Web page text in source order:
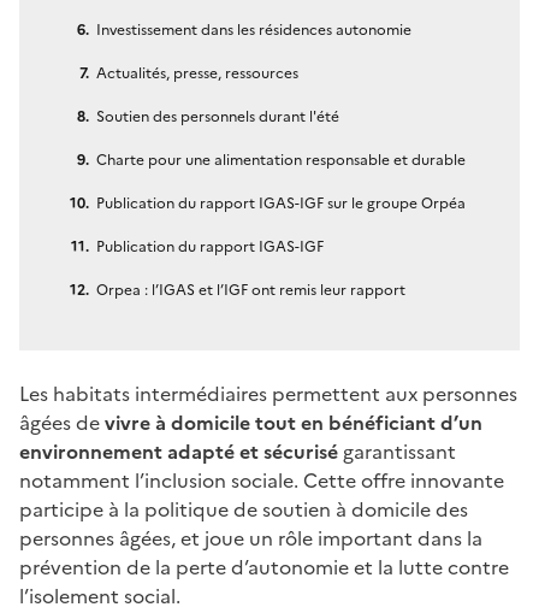
Investissement dans les résidences autonomie
Actualités, presse, ressources
Soutien des personnels durant l'été
Charte pour une alimentation responsable et durable
Publication du rapport IGAS-IGF sur le groupe Orpéa
Publication du rapport IGAS-IGF
Orpea : l’IGAS et l’IGF ont remis leur rapport
Les habitats intermédiaires permettent aux personnes
âgées devivre à domicile tout en bénéficiant d’un
environnement adapté et sécuriségarantissant
notamment l’inclusion sociale. Cette offre innovante
participe à la politique de soutien à domicile des
personnes âgées, et joue un rôle important dans la
prévention de la perte d’autonomie et la lutte contre
l’isolement social.